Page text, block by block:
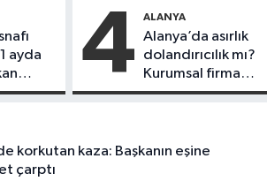
ayda
4 ALANYA
Alanya’da asırlık
dolandırıcılık mı?
Kurumsal firma
Remax Metro
korkutan kaza: Başkanın eşine
çarptı